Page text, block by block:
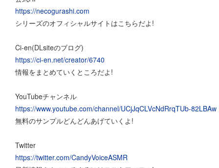
https://necogurashi.com
シリーズのオフィシャルサイトはこちらだよ!
Ci-en(DLsiteのブログ)
https://ci-en.net/creator/6740
情報をまとめていくところだよ!
YouTubeチャンネル
https://www.youtube.com/channel/UCjJqCLVcNdRrqTUb-82LBAw
無料のサンプルどんどんあげていくよ!
Twitter
https://twitter.com/CandyVoiceASMR